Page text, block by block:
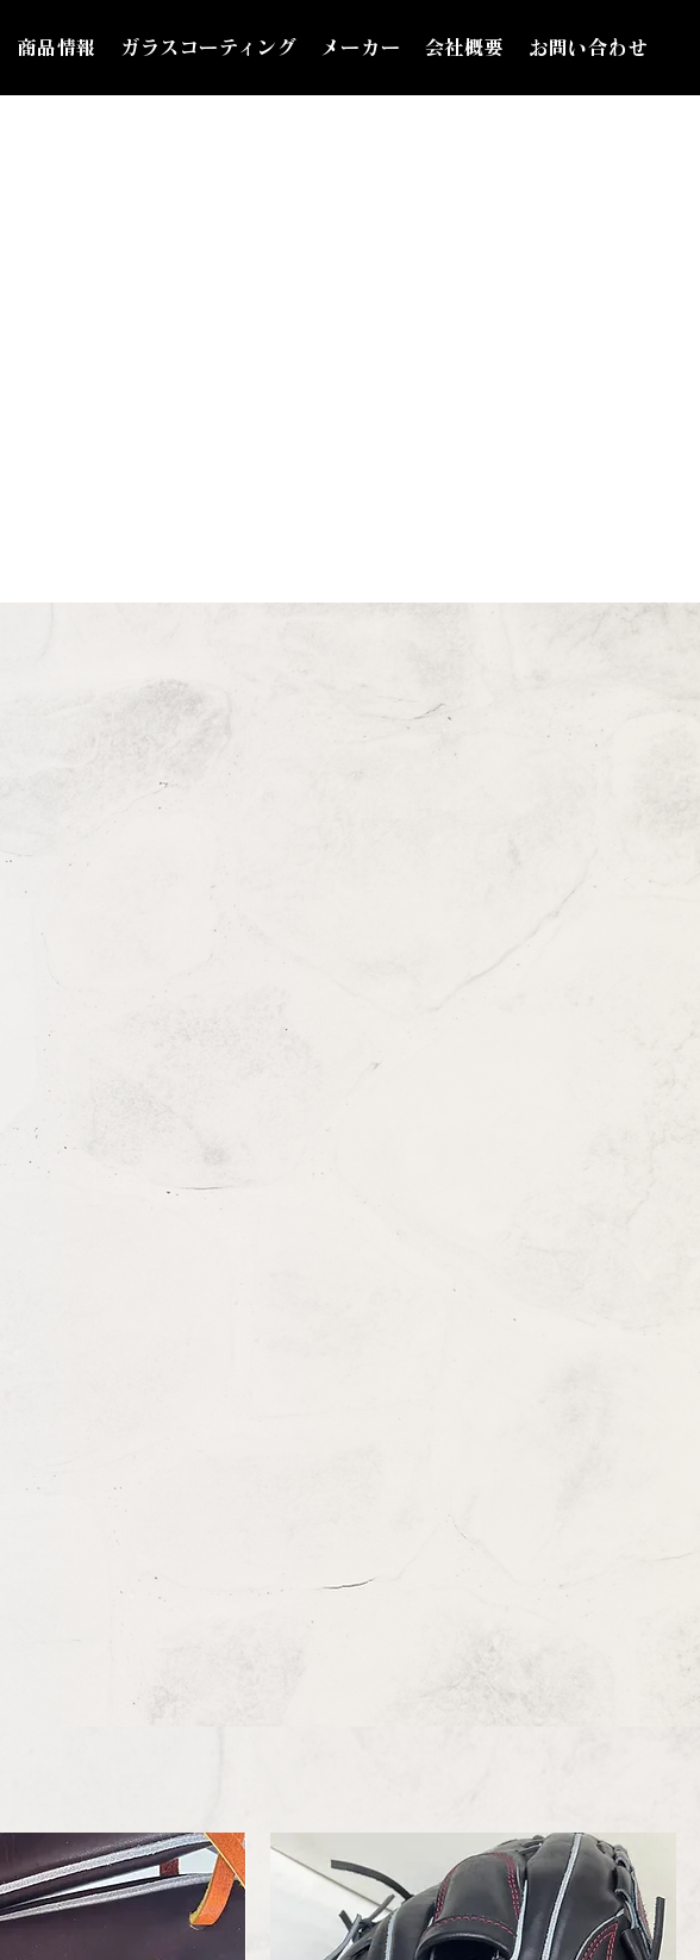
商品情報 ガラスコーティング メーカー 会社概要 お問い合わせ